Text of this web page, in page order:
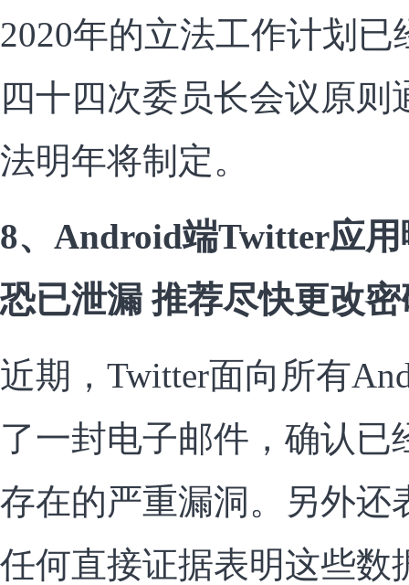
2020年的立法工作计划
四十四次委员长会议原
法明年将制定。
8、Android端Twitter应
恐已泄漏 推荐尽快更改密
近期，Twitter面向所有
了一封电子邮件，确认已
存在的严重漏洞。另外还
任何直接证据表明这些数